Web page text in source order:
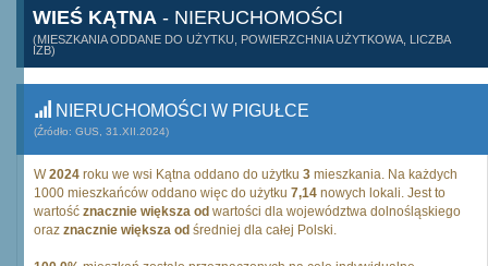
WIEŚ KĄTNA - NIERUCHOMOŚCI
(MIESZKANIA ODDANE DO UŻYTKU, POWIERZCHNIA UŻYTKOWA, LICZBA
IZB)
NIERUCHOMOŚCI W PIGUŁCE
(Źródło: GUS, 31.XII.2024)
W2024 roku we wsi Kątna oddano do użytku 3 mieszkania. Na każdych
1000 mieszkańców oddano więc do użytku 7,14 nowych lokali. Jest to
wartość znacznie większa od wartości dla województwa dolnośląskiego
oraz znacznie większa od średniej dla całej Polski.